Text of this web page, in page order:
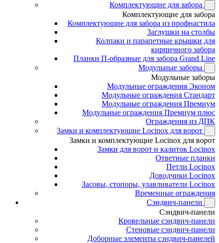
Комплектующие для забора
Комплектующие для забора
Комплектующие для забора из профнастила
Заглушки на столбы
Колпаки и парапетные крышки для
кирпичного забора
Планки П-образные для забора Grand Line
Модульные заборы
Модульные заборы
Модульные ограждения Эконом
Модульные ограждения Стандарт
Модульные ограждения Премиум
Модульные ограждения Премиум плюс
Ограждения из ДПК
Замки и комплектующие Locinox для ворот
Замки и комплектующие Locinox для ворот
Замки для ворот и калиток Locinox
Ответные планки
Петли Locinox
Доводчики Locinox
Засовы, стопоры, улавливатели Locinox
Временные ограждения
Сэндвич-панели
Сэндвич-панели
Кровельные сэндвич-панели
Стеновые сэндвич-панели
Доборные элементы сэндвич-панелей